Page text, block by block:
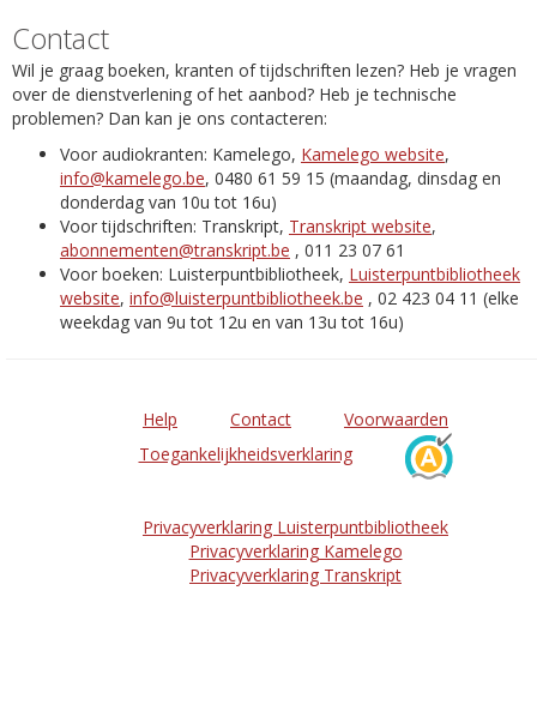
Contact
Wil je graag boeken, kranten of tijdschriften lezen? Heb je vragen
over de dienstverlening of het aanbod? Heb je technische
problemen? Dan kan je ons contacteren:
Voor audiokranten: Kamelego, Kamelego website,
info@kamelego.be, 0480 61 59 15 (maandag, dinsdag en
donderdag van 10u tot 16u)
Voor tijdschriften: Transkript, Transkript website,
abonnementen@transkript.be , 011 23 07 61
Voor boeken: Luisterpuntbibliotheek, Luisterpuntbibliotheek
website, info@luisterpuntbibliotheek.be , 02 423 04 11 (elke
weekdag van 9u tot 12u en van 13u tot 16u)
Help Contact
Voorwaarden
Toegankelijkheidsverklaring
Privacyverklaring Luisterpuntbibliotheek
Privacyverklaring Kamelego
Privacyverklaring Transkript